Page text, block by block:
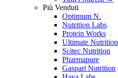
Più Venduti
Optimum N.
Nutrition Labs
Protein Works
Ultimate Nutrition
Scitec Nutrition
Pharmapure
Gaspari Nutrition